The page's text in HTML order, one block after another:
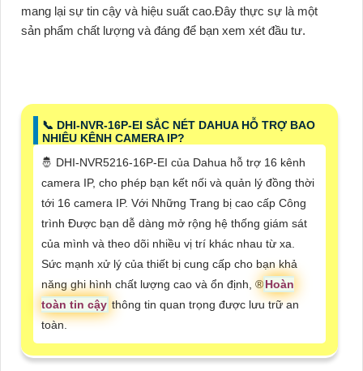
mang lại sự tin cậy và hiệu suất cao.Đây thực sự là một
sản phẩm chất lượng và đáng để bạn xem xét đầu tư.
📞 DHI-NVR-16P-EI SẮC NÉT DAHUA HỖ TRỢ BAO
NHIÊU KÊNH CAMERA IP?
🤴 DHI-NVR5216-16P-EI của Dahua hỗ trợ 16 kênh
camera IP, cho phép bạn kết nối và quản lý đồng thời
tới 16 camera IP. Với Những Trang bị cao cấp Công
trình Được bạn dễ dàng mở rộng hệ thống giám sát
của mình và theo dõi nhiều vị trí khác nhau từ xa.
Sức mạnh xử lý của thiết bị cung cấp cho bạn khả
năng ghi hình chất lượng cao và ổn định, ®️Hoàn
toàn tin cậy thông tin quan trọng được lưu trữ an
toàn.